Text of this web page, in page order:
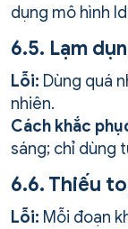
dụng mô hình
6.5. Lạm
Lỗi: Dùng quá
nhiên.
Cách khắc
sáng; chỉ dùng
6.6. Thiếu
Lỗi: Mỗi đoạn